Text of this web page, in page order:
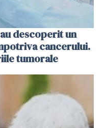
descoperit un
cancerului.
tumorale